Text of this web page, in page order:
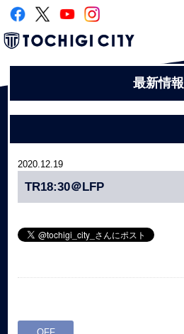
最新情報
2020.12.19
TR18:30＠LFP